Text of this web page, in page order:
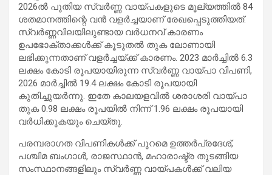
2026ൽ പുതിയ സ്വർണ്ണ വായ്പകളുടെ മൂല്യത്തിൽ 84
ശതമാനത്തിന്റെ വൻ വളർച്ചയാണ് രേഖപ്പെടുത്തിയത്.
സ്വർണ്ണവിലയിലുണ്ടായ വർധനവ് കാരണം
ഉപഭോക്താക്കൾക്ക് കൂടുതൽ തുക ലോണായി
ലഭിക്കുന്നതാണ് വളർച്ചയ്ക്ക് കാരണം. 2023 മാർച്ചിൽ 6.3
ലക്ഷം കോടി രൂപയായിരുന്ന സ്വർണ്ണ വായ്പാ വിപണി,
2026 മാർച്ചിൽ 19.4 ലക്ഷം കോടി രൂപയായി
കുതിച്ചുയർന്നു. ഇതേ കാലയളവിൽ ശരാശരി വായ്പാ
തുക 0.98 ലക്ഷം രൂപയിൽ നിന്ന് 1.96 ലക്ഷം രൂപയായി
വർധിക്കുകയും ചെയ്തു.
പരമ്പരാഗത വിപണികൾക്ക് പുറമെ ഉത്തർപ്രദേശ്,
പശ്ചിമ ബംഗാൾ, രാജസ്ഥാൻ, മഹാരാഷ്ട്ര തുടങ്ങിയ
സംസ്ഥാനങ്ങളിലും സ്വർണ്ണ വായ്പകൾക്ക് വലിയ